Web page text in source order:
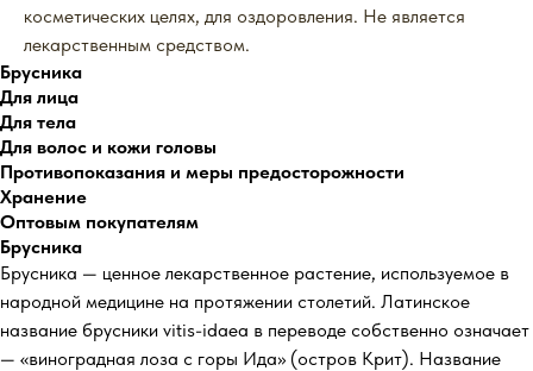
косметических целях, для оздоровления. Не является
лекарственным средством.
Брусника
Для лица
Для тела
Для волос и кожи головы
Противопоказания и меры предосторожности
Хранение
Оптовым покупателям
Брусника
Брусника — ценное лекарственное растение, используемое в
народной медицине на протяжении столетий. Латинское
название брусники vitis-idaea в переводе собственно означает
— «виноградная лоза с горы Ида» (остров Крит). Название